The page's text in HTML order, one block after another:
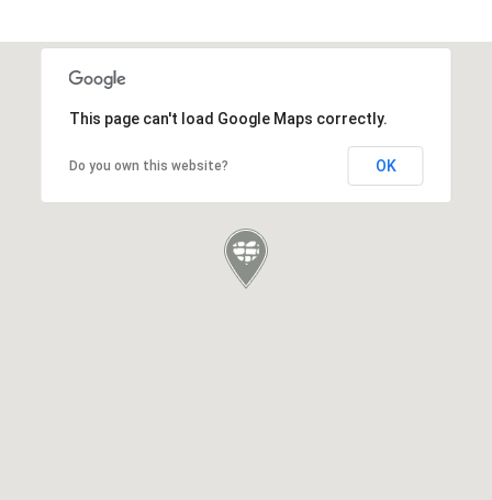
This page can't load Google Maps correctly.
Do you own this website? OK